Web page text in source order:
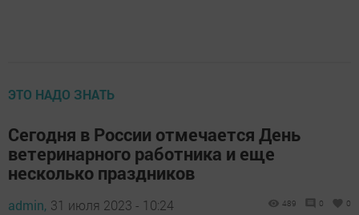
ЭТО НАДО ЗНАТЬ
Сегодня в России отмечается День
ветеринарного работника и еще
несколько праздников
admin, 31 июля 2023 - 10:24 489 0 0